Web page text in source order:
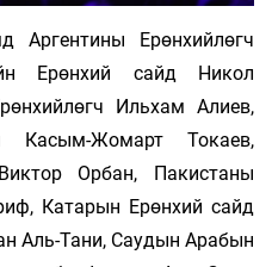
Аргентины Ерөнхийлөгч
Ерөнхий сайд Никол
Ильхам Алиев,
Касым-Жомарт Токаев,
Орбан, Пакистаны
Катарын Ерөнхий сайд
Аль-Тани, Саудын Арабын